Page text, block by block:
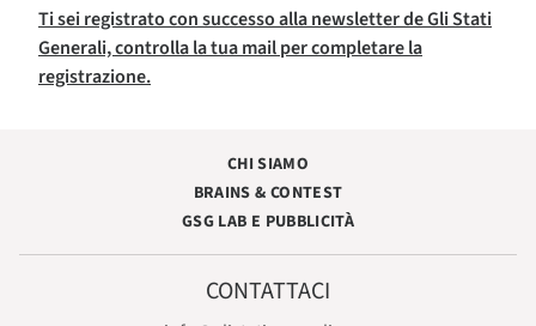
Ti sei registrato con successo alla newsletter de Gli Stati
Generali, controlla la tua mail per completare la
registrazione.
CHI SIAMO
BRAINS & CONTEST
GSG LAB E PUBBLICITÀ
CONTATTACI